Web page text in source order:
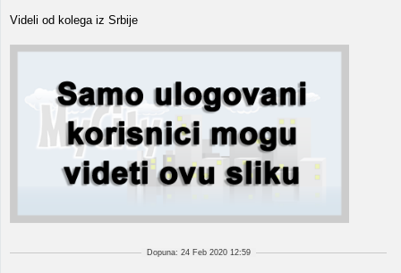
Videli od kolega iz Srbije
Dopuna: 24 Feb 2020 12:59